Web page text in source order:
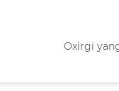
Oxirgi